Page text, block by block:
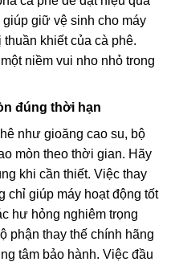
giữ vệ sinh cho máy
khiết của cà phê.
niềm vui nho nhỏ trong
đúng thời hạn
như gioăng cao su, bộ
mòn theo thời gian. Hãy
khi cần thiết. Việc thay
chỉ giúp máy hoạt động tốt
hư hỏng nghiêm trọng
phận thay thế chính hãng
tâm bảo hành. Việc đầu